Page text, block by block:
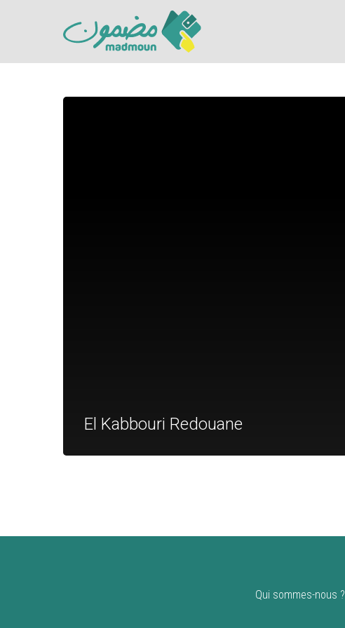
El Kabbouri Redouane
Qui sommes-nous ?